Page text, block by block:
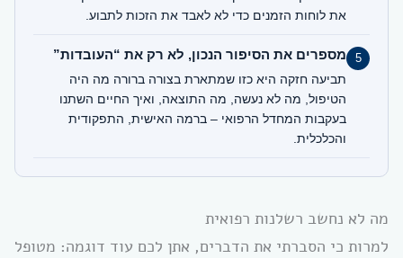
את לוחות הזמנים כדי לא לאבד את הזכות לתבוע.
5 מספרים את הסיפור הנכון, לא רק את “העובדות”
תביעה חזקה היא כזו שמתארת בצורה ברורה מה היה
הטיפול, מה לא נעשה, מה התוצאה, ואיך החיים השתנו
בעקבות המחדל הרפואי – ברמה האישית, התפקודית
והכלכלית.
מה לא נחשב רשלנות רפואית
למרות כי הסברתי את הדברים, אתן לכם עוד דוגמה: מטופל